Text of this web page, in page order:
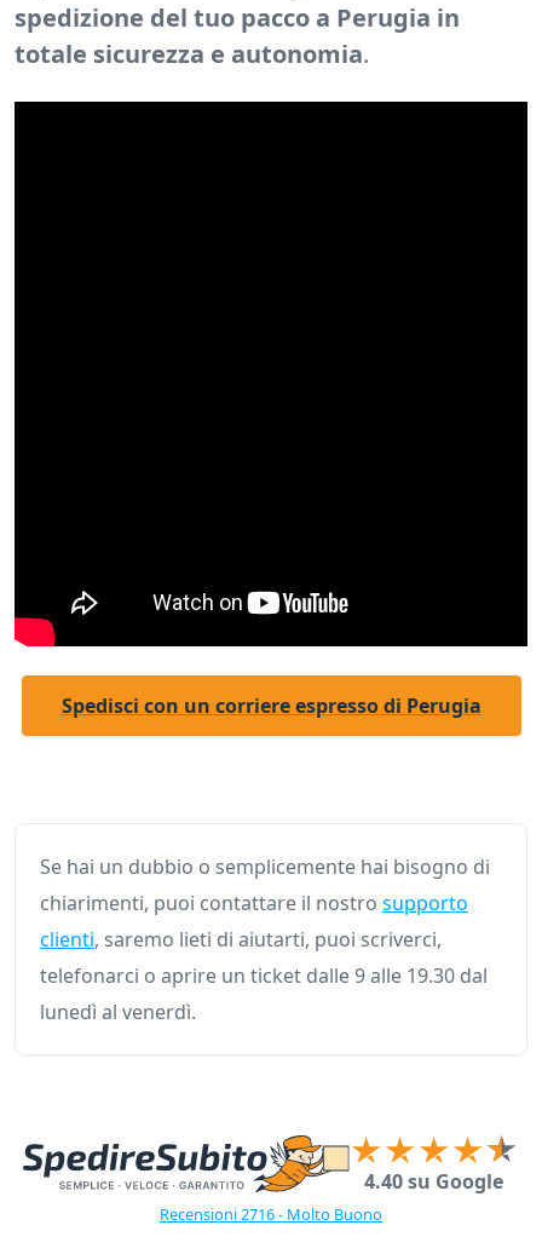
spedizione del tuo pacco a Perugia in
totale sicurezza e autonomia.
Spedisci con un corriere espresso di Perugia
Se hai un dubbio o semplicemente hai bisogno di
chiarimenti, puoi contattare il nostro supporto
clienti, saremo lieti di aiutarti, puoi scriverci,
telefonarci o aprire un ticket dalle 9 alle 19.30 dal
lunedì al venerdì.
4.40 su Google
Recensioni 2716 - Molto Buono